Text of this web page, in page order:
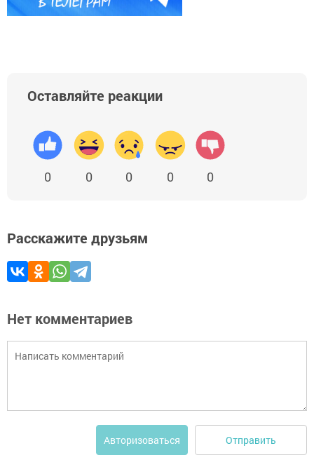
Оставляйте реакции
0 0 0 0 0
Расскажите друзьям
Нет комментариев
Авторизоваться Отправить